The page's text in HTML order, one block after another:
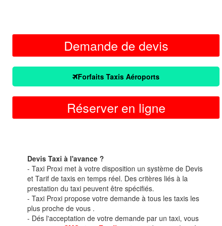
Demande de devis
Forfaits Taxis Aéroports
Réserver en ligne
Devis Taxi à l'avance ?
- Taxi Proxi met à votre disposition un système de Devis
et Tarif de taxis en temps réel. Des critères liés à la
prestation du taxi peuvent être spécifiés.
- Taxi Proxi propose votre demande à tous les taxis les
plus proche de vous .
- Dés l'acceptation de votre demande par un taxi, vous